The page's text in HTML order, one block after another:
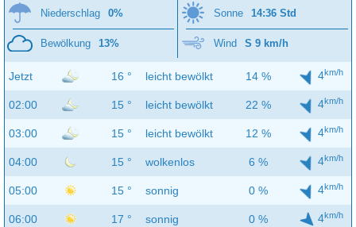
Niederschlag 0%
Bewölkung 13%
Sonne 14:36 Std
Wind S 9 km/h
Jetzt 16 ° leicht bewölkt 14 % 4km/h
02:00 15 ° leicht bewölkt 22 % 4km/h
03:00 15 ° leicht bewölkt 12 % 4km/h
04:00 15 ° wolkenlos 6 % 4km/h
05:00 15 ° sonnig 0 % 4km/h
06:00 17 ° sonnig 0 % 4km/h